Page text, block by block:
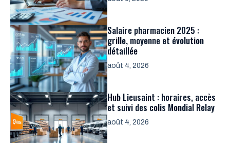
Salaire pharmacien 2025 :
grille, moyenne et évolution
détaillée
août 4, 2026
Hub Lieusaint : horaires, accès
et suivi des colis Mondial Relay
août 4, 2026